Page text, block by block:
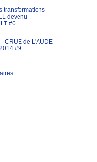
transformations
devenu
#6
- CRUE de L'AUDE
#9